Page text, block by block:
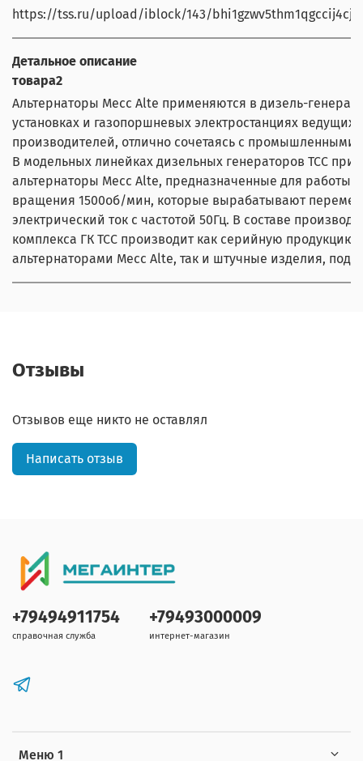
https://tss.ru/upload/iblock/143/
Детальное описание
товара2
Альтернаторы Mecc Alte применяются в дизель-
установках и газопоршневых электростанциях
производителей, отлично сочетаясь с промышленными
В модельных линейках дизельных генераторов ТСС
альтернаторы Mecc Alte, предназначенные для работы с
вращения 1500об/мин, которые вырабатывают
электрический ток с частотой 50Гц. В составе
комплекса ГК ТСС производит как серийную продукцию
альтернаторами Mecc Alte, так и штучные изделия, под
Отзывы
Отзывов еще никто не оставлял
Написать отзыв
Меню 1
+79494911754
справочная служба
+79493000009
интернет-магазин